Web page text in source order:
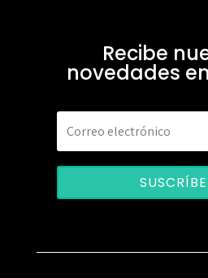
Recibe
novedades